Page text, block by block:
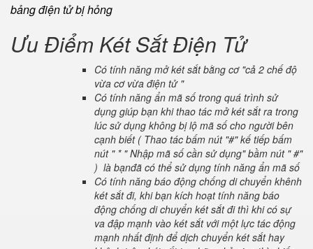
bảng điện tử bị hỏng
Ưu Điểm Két Sắt Điện Tử
Có tính năng mở két sắt bằng cơ "cả 2 chế độ
vừa cơ vừa điện tử "
Có tính năng ẩn mã số trong quá trình sử
dụng giúp bạn khi thao tác mở két sắt ra trong
lúc sử dụng không bị lộ mã số cho người bên
cạnh biết ( Thao tác bấm nút "#" kế tiếp bấm
nút " * " Nhập mã số cần sử dụng" bầm nút " #"
) là bạnđã có thể sử dụng tính năng ẩn mã số
Có tính năng báo động chống di chuyển khênh
két sắt đi, khi bạn kích hoạt tính năng báo
động chống di chuyển két sắt đi thì khi có sự
va đập mạnh vào két sắt với một lực tác động
mạnh nhất định để dịch chuyển két sắt hay